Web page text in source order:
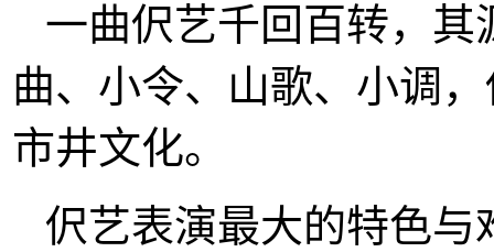
一曲伬艺千回百转，
曲、小令、山歌、小调
市井文化。
伬艺表演最大的特色